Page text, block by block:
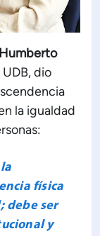
Humberto
dio
la igualdad
física
debe ser
y